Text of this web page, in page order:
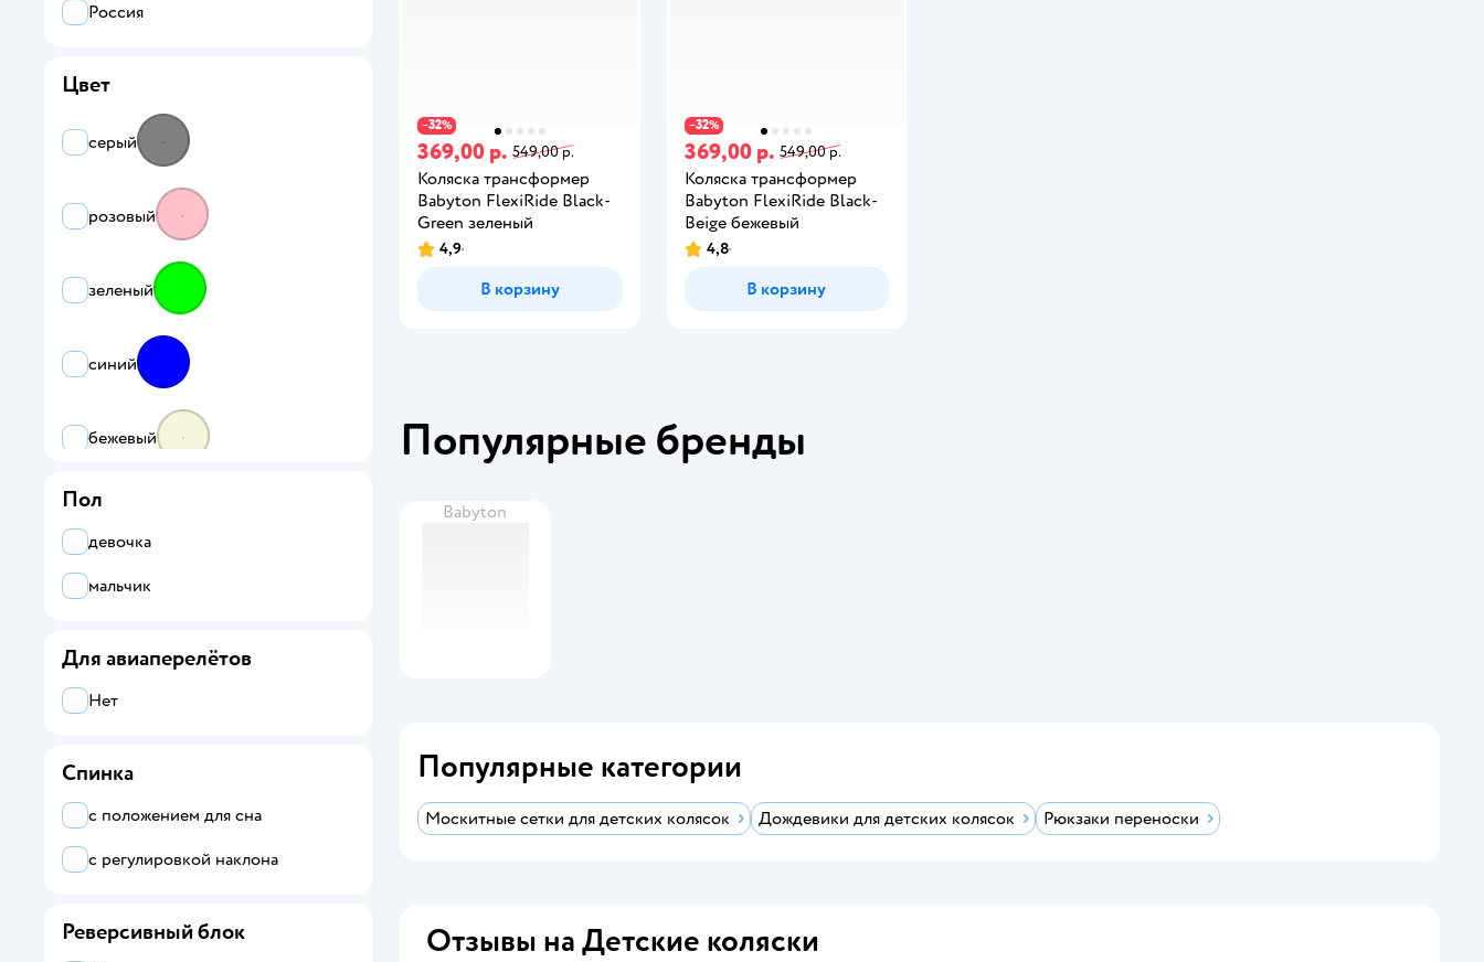
−32%
369,00 р. 549,00 р.
Коляска трансформер
Babyton FlexiRide Black-
Green зеленый
4,9
В корзину
−32%
369,00 р. 549,00 р.
Коляска трансформер
Babyton FlexiRide Black-
Beige бежевый
4,8
В корзину
Популярные бренды
Babyton
Популярные категории
Москитные сетки для детских колясок Дождевики для детских колясок Рюкзаки переноски
Отзывы на Детские коляски
Россия
Цвет
серый
розовый
зеленый
синий
бежевый
Пол
девочка
мальчик
Для авиаперелётов
Нет
Спинка
с положением для сна
с регулировкой наклона
Реверсивный блок